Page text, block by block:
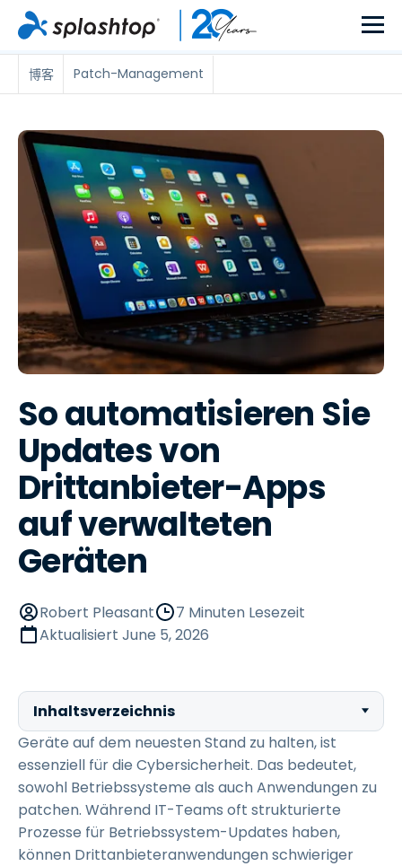
博客 Patch-Management
So automatisieren Sie
Updates von
Drittanbieter-Apps
auf verwalteten
Geräten
Robert Pleasant
7 Minuten Lesezeit
Aktualisiert June 5, 2026
Inhaltsverzeichnis
Geräte auf dem neuesten Stand zu halten, ist
essenziell für die Cybersicherheit. Das bedeutet,
sowohl Betriebssysteme als auch Anwendungen zu
patchen. Während IT-Teams oft strukturierte
Prozesse für Betriebssystem-Updates haben,
können Drittanbieteranwendungen schwieriger